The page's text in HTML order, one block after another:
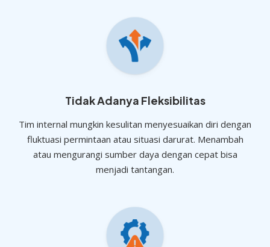
Tidak Adanya Fleksibilitas
Tim internal mungkin kesulitan menyesuaikan diri dengan
fluktuasi permintaan atau situasi darurat. Menambah
atau mengurangi sumber daya dengan cepat bisa
menjadi tantangan.